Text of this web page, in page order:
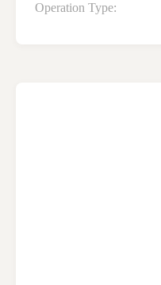
Operation Type: